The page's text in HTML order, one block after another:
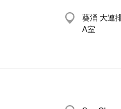
葵涌 大連
A室